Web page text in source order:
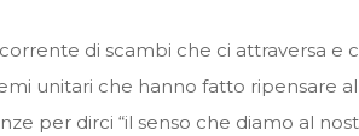
di scambi che ci attraversa e
unitari che hanno fatto ripensare
per dirci “il senso che diamo al